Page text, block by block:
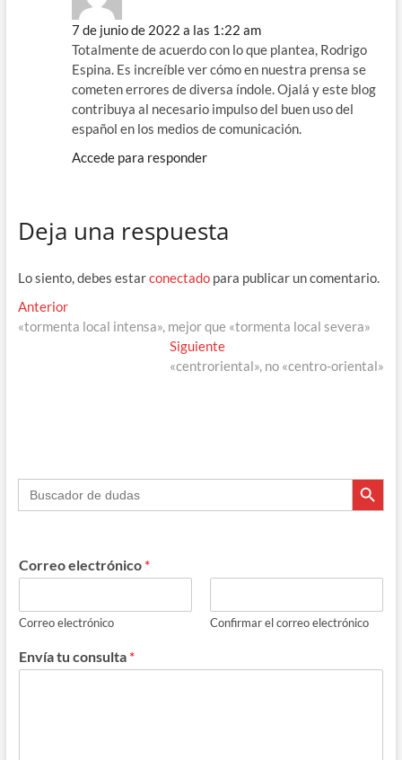
7 de junio de 2022 a las 1:22 am
Totalmente de acuerdo con lo que plantea, Rodrigo
Espina. Es increíble ver cómo en nuestra prensa se
cometen errores de diversa índole. Ojalá y este blog
contribuya al necesario impulso del buen uso del
español en los medios de comunicación.
Accede para responder
Deja una respuesta
Lo siento, debes estarconectadopara publicar un comentario.
Navegación
de
AnteriorEntrada
anterior:
«tormenta local intensa», mejor que «tormenta local severa»
SiguienteEntrada
siguiente:
«centroriental», no «centro-oriental»
Buscar: Botón de
Correo electrónico *
Correo electrónico Confirmar el correo electrónico
Envía tu consulta *